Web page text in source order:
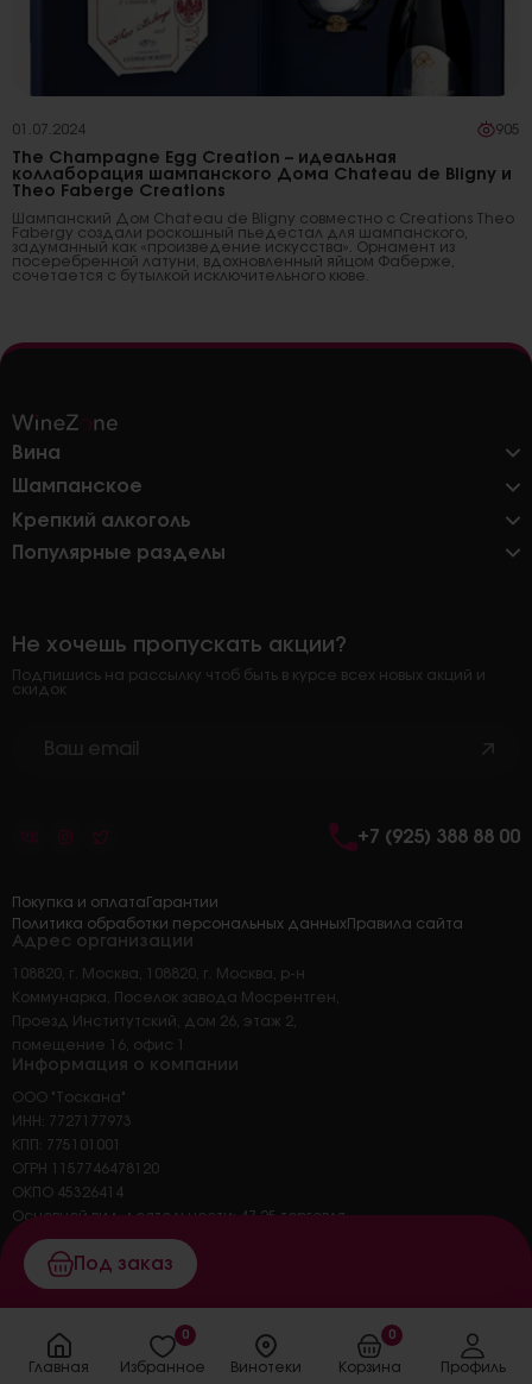
Под заказ
01.07.2024 905
The Champagne Egg Creation – идеальная
коллаборация шампанского Дома Chateau de Bligny и
Theo Faberge Creations
Шампанский Дом Chateau de Bligny совместно с Creations Theo
Fabergу создали роскошный пьедестал для шампанского,
задуманный как «произведение искусства». Орнамент из
посеребренной латуни, вдохновленный яйцом Фаберже,
сочетается с бутылкой исключительного кюве.
Главная Избранное
0
Винотеки Корзина
0
Профиль
Вина
Шампанское
Крепкий алкоголь
Популярные разделы
Адрес организации
108820, г. Москва, 108820, г. Москва, р-н
Коммунарка, Поселок завода Мосрентген,
Проезд Институтский, дом 26, этаж 2,
помещение 16, офис 1
Информация о компании
ООО "Тоскана"
ИНН: 7727177973
КПП: 775101001
ОГРН 1157746478120
ОКПО 45326414
Основной вид деятельности: 47.25 торговля
розничная напитками в
специализированных магазинах
Не хочешь пропускать акции?
Подпишись на рассылку чтоб быть в курсе всех новых акций и
скидок
+7 (925) 388 88 00
Покупка и оплата Гарантии
Политика обработки персональных данныхПравила сайта